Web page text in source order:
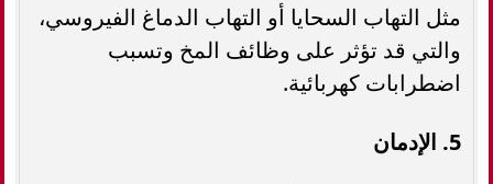
مثل التهاب السحايا أو التهاب الدماغ الفيروسي،
والتي قد تؤثر على وظائف المخ وتسبب
اضطرابات كهربائية.
5. الإدمان